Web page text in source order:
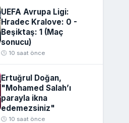
UEFA Avrupa Ligi:
Hradec Kralove: 0 -
Beşiktaş: 1 (Maç
sonucu)
🕒 10 saat önce
Ertuğrul Doğan,
"Mohamed Salah’ı
parayla ikna
edemezsiniz"
🕒 10 saat önce